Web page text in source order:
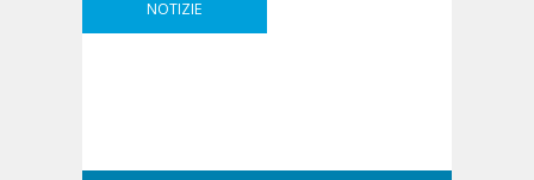
Rolle”, al km 14,000 a Belluno. Nel sinistro, che ha
coinvolto una moto e un’autovettura, si registra una
NOTIZIE